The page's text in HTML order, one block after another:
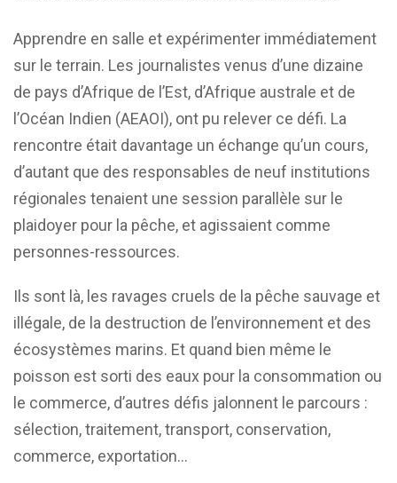
Apprendre en salle et expérimenter immédiatement
sur le terrain. Les journalistes venus d’une dizaine
de pays d’Afrique de l’Est, d’Afrique australe et de
l’Océan Indien (AEAOI), ont pu relever ce défi. La
rencontre était davantage un échange qu’un cours,
d’autant que des responsables de neuf institutions
régionales tenaient une session parallèle sur le
plaidoyer pour la pêche, et agissaient comme
personnes-ressources.
Ils sont là, les ravages cruels de la pêche sauvage et
illégale, de la destruction de l’environnement et des
écosystèmes marins. Et quand bien même le
poisson est sorti des eaux pour la consommation ou
le commerce, d’autres défis jalonnent le parcours :
sélection, traitement, transport, conservation,
commerce, exportation…